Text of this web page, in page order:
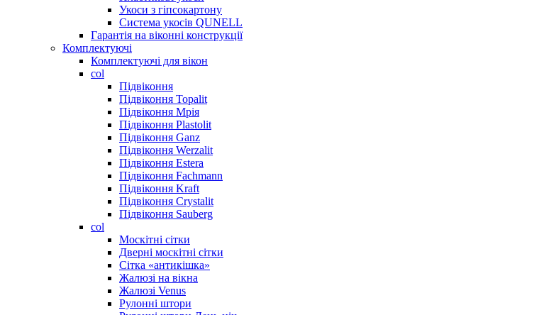
Укоси з гіпсокартону
Система укосів QUNELL
Гарантія на віконні конструкції
Комплектуючі
Комплектуючі для вікон
col
Підвіконня
Підвіконня Topalit
Підвіконня Мрія
Підвіконня Plastolit
Підвіконня Ganz
Підвіконня Werzalit
Підвіконня Estera
Підвіконня Fachmann
Підвіконня Kraft
Підвіконня Crystalit
Підвіконня Sauberg
col
Москітні сітки
Дверні москітні сітки
Сітка «антикішка»
Жалюзі на вікна
Жалюзі Venus
Рулонні штори